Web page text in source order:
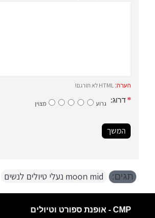
הערה:
דרוג: גרוע מצוין
המשך
תגים: moon mid נעלי טיולים לנשים
CMP - אופנת ספורט וטיולים